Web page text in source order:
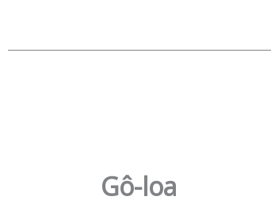
Gô-loa